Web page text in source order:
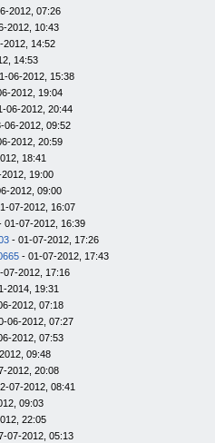
2012, 07:26
2012, 10:43
2012, 14:52
14:53
06-2012, 15:38
2012, 19:04
06-2012, 20:44
06-2012, 09:52
2012, 20:59
18:41
19:00
2012, 09:00
07-2012, 16:07
01-07-2012, 16:39
- 01-07-2012, 17:26
- 01-07-2012, 17:43
07-2012, 17:16
2014, 19:31
2012, 07:18
06-2012, 07:27
2012, 07:53
09:48
2012, 20:08
07-2012, 08:41
09:03
22:05
07-2012, 05:13